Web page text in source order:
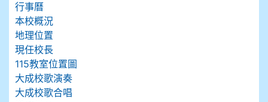
行事曆
本校概況
地理位置
現任校長
115教室位置圖
大成校歌演奏
大成校歌合唱